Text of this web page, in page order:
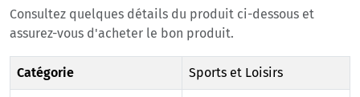
Consultez quelques détails du produit ci-dessous et
assurez-vous d'acheter le bon produit.
Catégorie Sports et Loisirs